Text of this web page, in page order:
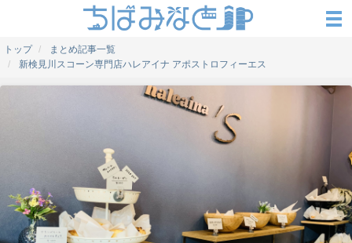
トップ
まとめ記事一覧
新検見川スコーン専門店ハレアイナ アポストロフィーエス